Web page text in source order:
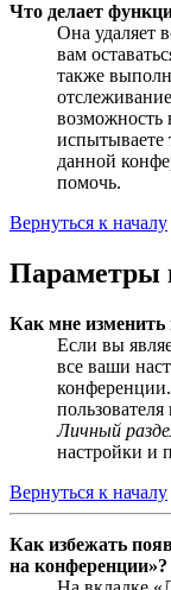
Что делает
Она удаляет
вам
также
возможность
испытываете
данной
помочь.
Вернуться к началу
Параметры
Как мне изменить
Если вы
все ваши
Личный
настройки и
Вернуться к началу
Как избежать
на конференции»?